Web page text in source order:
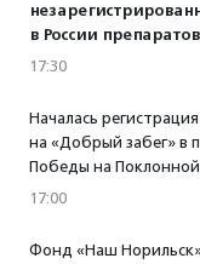
в России препаратов
17:30
Началась регистрация
на «Добрый забег» в
Победы на Поклонной
17:00
Фонд «Наш